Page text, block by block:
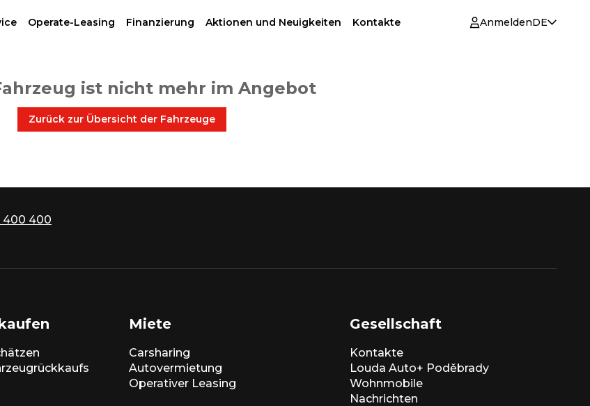
Operate-Leasing Finanzierung Aktionen und Neuigkeiten Kontakte AnmeldenDE
ist nicht mehr im Angebot
Zurück zur Übersicht der Fahrzeuge
400 400
Miete
Carsharing
Autovermietung
Operativer Leasing
Gesellschaft
Kontakte
Louda Auto+ Poděbrady
Wohnmobile
Nachrichten